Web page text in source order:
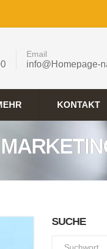
Email
info@Homepage-
KONTAKT
SUCHE